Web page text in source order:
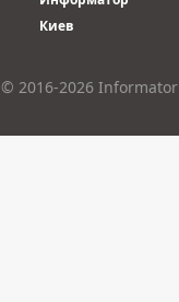
Киев
© 2016-2026 Informator